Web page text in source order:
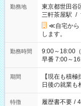
勤務地
東京都世田谷
三軒茶屋駅 /
≪自宅から
します。
勤務時間
9:00～18:00（休憩60分） ■ご希
早番 7:00～16:00 遅番
い」 「余裕
たくない」 など
の方へ 今ご
の勤務時間。
期間
【現在も積
日後の就業も
特徴 履歴書不要 /